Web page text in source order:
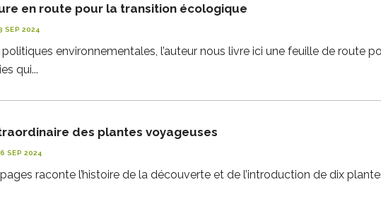
en route pour la transition écologique
SEP 2024
environnementales, l’auteur nous livre ici une feuille de route
qui
des plantes voyageuses
SEP 2024
raconte l’histoire de la découverte et de l’introduction de dix